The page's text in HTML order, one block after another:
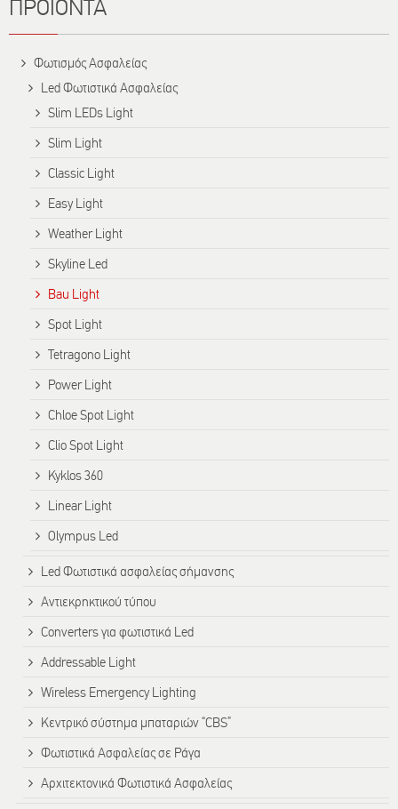
ΠΡΟΪΟΝΤΑ
Φωτισμός Ασφαλείας
Led Φωτιστικά Ασφαλείας
Slim LEDs Light
Slim Light
Classic Light
Easy Light
Weather Light
Skyline Led
Bau Light
Spot Light
Tetragono Light
Power Light
Chloe Spot Light
Clio Spot Light
Kyklos 360
Linear Light
Olympus Led
Led Φωτιστικά ασφαλείας σήμανσης
Αντιεκρηκτικού τύπου
Converters για φωτιστικά Led
Addressable Light
Wireless Emergency Lighting
Κεντρικό σύστημα μπαταριών “CBS”
Φωτιστικά Ασφαλείας σε Ράγα
Αρχιτεκτονικά Φωτιστικά Ασφαλείας